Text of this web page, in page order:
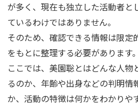
が多く、現在も独立した活動者と
ているわけではありません。
そのため、確認できる情報は限定
をもとに整理する必要があります。
ここでは、美園聡とはどんな人物
るのか、年齢や出身などの判明情
か、活動の特徴は何かをわかりや